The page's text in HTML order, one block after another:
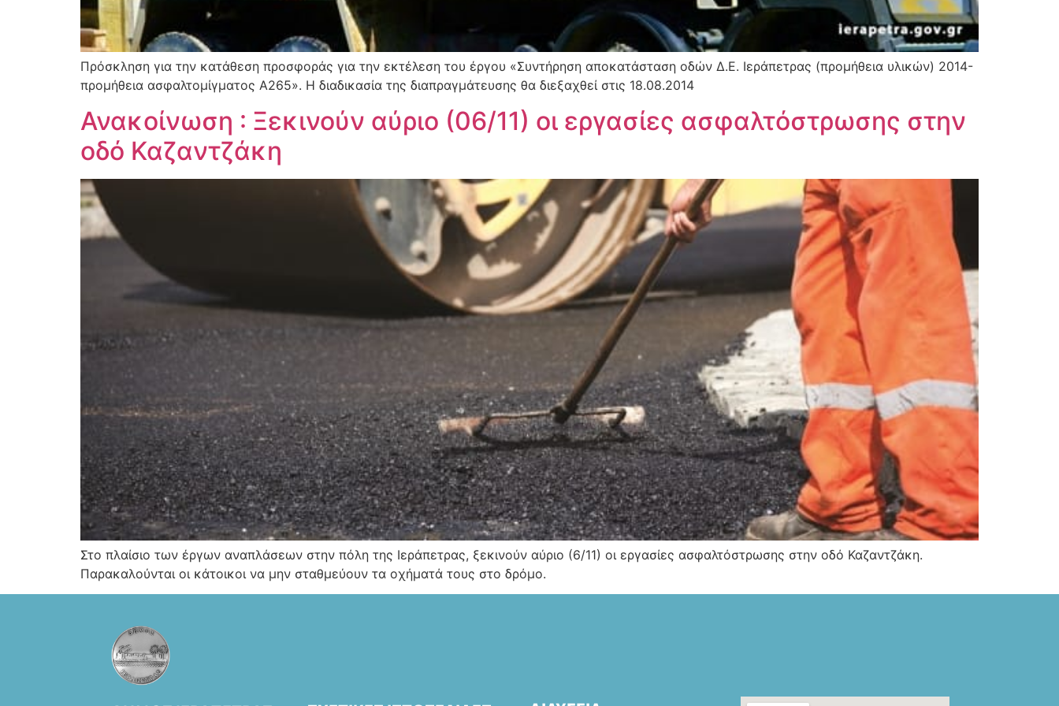
Πρόσκληση για την κατάθεση προσφοράς για την εκτέλεση του έργου «Συντήρηση αποκατάσταση οδών Δ.Ε. Ιεράπετρας (προμήθεια υλικών) 2014-
προμήθεια ασφαλτομίγματος Α265». Η διαδικασία της διαπραγμάτευσης θα διεξαχθεί στις 18.08.2014
Ανακοίνωση : Ξεκινούν αύριο (06/11) οι εργασίες ασφαλτόστρωσης στην
οδό Καζαντζάκη
Στο πλαίσιο των έργων αναπλάσεων στην πόλη της Ιεράπετρας, ξεκινούν αύριο (6/11) οι εργασίες ασφαλτόστρωσης στην οδό Καζαντζάκη.
Παρακαλούνται οι κάτοικοι να μην σταθμεύουν τα οχήματά τους στο δρόμο.